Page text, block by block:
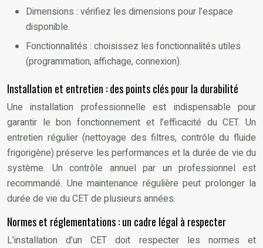
Dimensions : vérifiez les dimensions pour l’espace
disponible.
Fonctionnalités : choisissez les fonctionnalités utiles
(programmation, affichage, connexion).
Installation et entretien : des points clés pour la durabilité
Une installation professionnelle est indispensable pour
garantir le bon fonctionnement et l’efficacité du CET. Un
entretien régulier (nettoyage des filtres, contrôle du fluide
frigorigène) préserve les performances et la durée de vie du
système. Un contrôle annuel par un professionnel est
recommandé. Une maintenance régulière peut prolonger la
durée de vie du CET de plusieurs années.
Normes et réglementations : un cadre légal à respecter
L’installation d’un CET doit respecter les normes et